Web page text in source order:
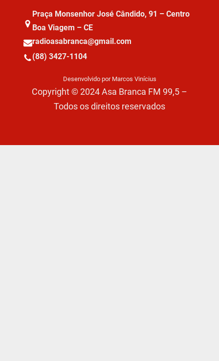
Praça Monsenhor José Cândido, 91 – Centro
Boa Viagem – CE
radioasabranca@gmail.com
(88) 3427-1104
Desenvolvido por Marcos Vinícius
Copyright © 2024 Asa Branca FM 99,5 –
Todos os direitos reservados